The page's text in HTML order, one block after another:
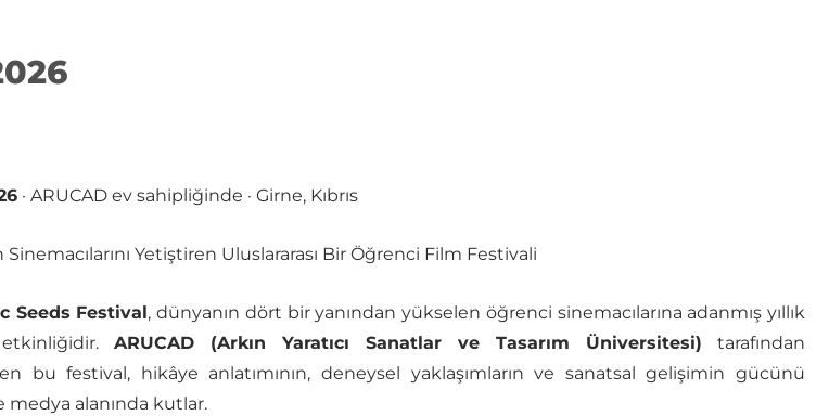
· ARUCAD ev sahipliğinde · Girne, Kıbrıs
Yetiştiren Uluslararası Bir Öğrenci Film Festivali
Seeds Festival, dünyanın dört bir yanından yükselen öğrenci sinemacılarına adanmış yıllık
ARUCAD (Arkın Yaratıcı Sanatlar ve Tasarım Üniversitesi) tarafından
bu festival, hikâye anlatımının, deneysel yaklaşımların ve sanatsal gelişimin gücünü
medya alanında kutlar.